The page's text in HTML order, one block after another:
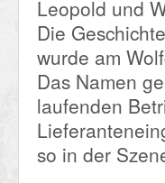
Leopold und
Die
wurde am
Das Namen
laufenden
so in der